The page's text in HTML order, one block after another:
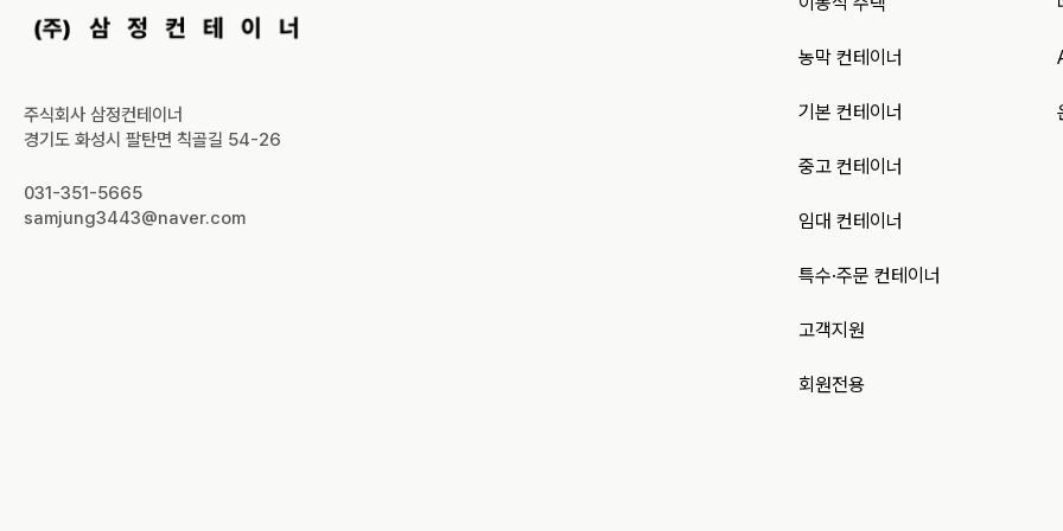
주식회사 삼정컨테이너
경기도 화성시 팔탄면 칙골길 54-26
031-351-5665
samjung3443@naver.com
농막 컨테이너
기본 컨테이너
중고 컨테이너
임대 컨테이너
특수·주문 컨테이너
고객지원
회원전용